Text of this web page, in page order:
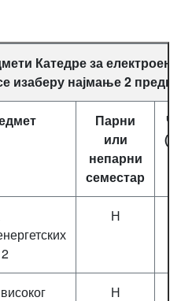
Катедре за
изаберу најмање 2
Парни
или
непарни
семестар
Н
Н